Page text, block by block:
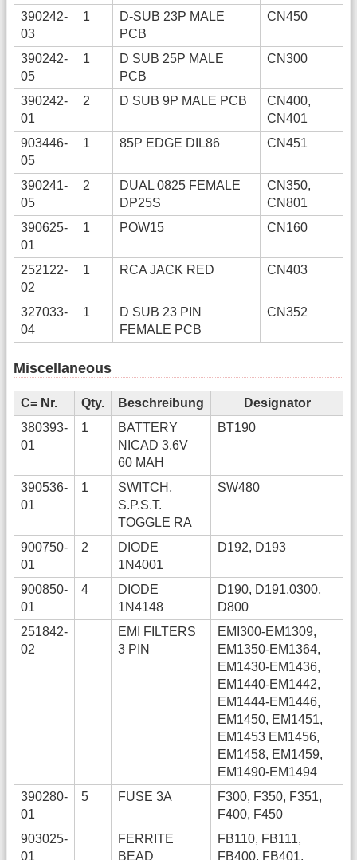
390242-
03
1
D-SUB 23P MALE
PCB
CN450
390242-
05
1
D SUB 25P MALE
PCB
CN300
390242-
01
2 D SUB 9P MALE PCB
CN400,
CN401
903446-
05
1 85P EDGE DIL86 CN451
390241-
05
2
DUAL 0825 FEMALE
DP25S
CN350,
CN801
390625-
01
1 POW15 CN160
252122-
02
1 RCA JACK RED CN403
327033-
04
1
D SUB 23 PIN
FEMALE PCB
CN352
Miscellaneous
C= Nr. Qty. Beschreibung
Designator
380393-
01
1
BATTERY
NICAD 3.6V
60 MAH
BT190
390536-
01
1
SWITCH,
S.P.S.T.
TOGGLE RA
SW480
900750-
01
2
DIODE
1N4001
D192, D193
900850-
01
4
DIODE
1N4148
D190, D191,0300,
D800
251842-
02
EMI FILTERS
3 PIN
EMI300-EM1309,
EM1350-EM1364,
EM1430-EM1436,
EM1440-EM1442,
EM1444-EM1446,
EM1450, EM1451,
EM1453 EM1456,
EM1458, EM1459,
EM1490-EM1494
390280-
01
5 FUSE 3A
F300, F350, F351,
F400, F450
903025-
01
FERRITE
BEAD
FB110, FB111,
FB400, FB401,